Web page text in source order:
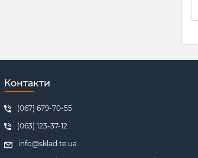
Контакти
(067) 679-70-55
(063) 123-37-12
info@sklad.te.ua